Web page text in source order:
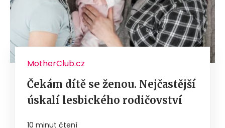
MotherClub.cz
Čekám dítě se ženou. Nejčastější
úskalí lesbického rodičovství
10 minut čtení